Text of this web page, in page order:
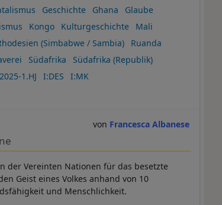
Geschichte Ghana
Glaube
Kongo Kulturgeschichte
Mali
(Simbabwe / Sambia)
Ruanda
Südafrika
Südafrika (Republik)
1.HJ I:DES I:MK
Francesca Albanese
der Vereinten Nationen für das besetzte
Geist eines Volkes anhand von 10
und Menschlichkeit.